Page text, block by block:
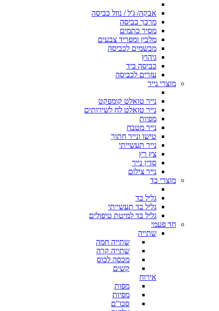
אבקה/ ג'ל / נוזל כביסה
מרכך כביסה
מסיר כתמים
מלבין ומפריד צבעים
מבשמים לכביסה
גיהוץ
כביסה ביד
עזרים לכביסה
מוצרי נייר
נייר טואלט קומפקט
נייר טואלט לח לשירותים
מפיות
נייר מטבח
טישו ונייר חתוך
נייר תעשייתי
צץ רץ
סדין נייר
נייר צילום
מוצרי בד
גליל בד
גליל בד תעשייתי
גליל בד למיטת טיפולים
חד פעמי
שתייה
שתייה חמה
שתייה קרה
מכסה לכוס
קשים
אירוח
מפות
מפיות
סכו"ם